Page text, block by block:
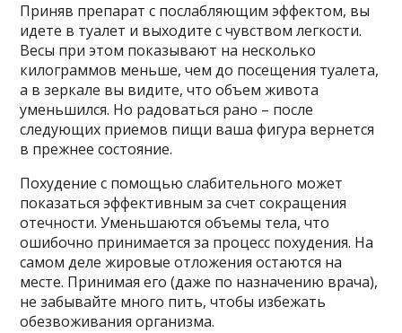
Приняв препарат с послабляющим эффектом, вы
идете в туалет и выходите с чувством легкости.
Весы при этом показывают на несколько
килограммов меньше, чем до посещения туалета,
а в зеркале вы видите, что объем живота
уменьшился. Но радоваться рано – после
следующих приемов пищи ваша фигура вернется
в прежнее состояние.
Похудение с помощью слабительного может
показаться эффективным за счет сокращения
отечности. Уменьшаются объемы тела, что
ошибочно принимается за процесс похудения. На
самом деле жировые отложения остаются на
месте. Принимая его (даже по назначению врача),
не забывайте много пить, чтобы избежать
обезвоживания организма.